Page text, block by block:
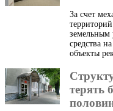
За счет
земельным
средства
объекты
терять